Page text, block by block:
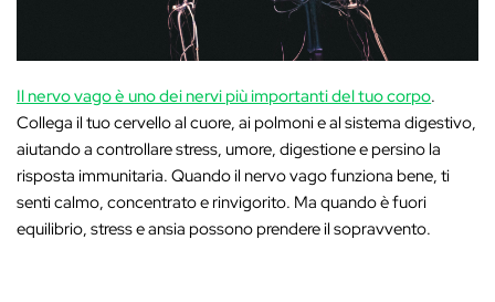
Il nervo vago è uno dei nervi più importanti del tuo corpo.
Collega il tuo cervello al cuore, ai polmoni e al sistema digestivo,
aiutando a controllare stress, umore, digestione e persino la
risposta immunitaria. Quando il nervo vago funziona bene, ti
senti calmo, concentrato e rinvigorito. Ma quando è fuori
equilibrio, stress e ansia possono prendere il sopravvento.